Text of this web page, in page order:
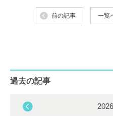
前の記事 一覧
過去の記事